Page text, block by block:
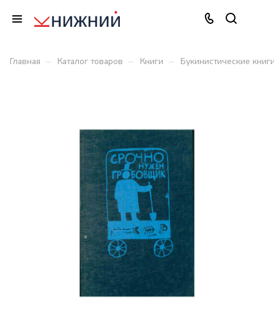
Главная – Каталог товаров – Книги – Букинистические